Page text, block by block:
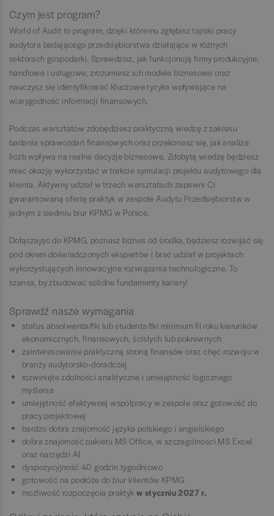
Czym jest program?
World of Audit to program, dzięki któremu zgłębisz tajniki pracy
audytora badającego przedsiębiorstwa działające w różnych
sektorach gospodarki. Sprawdzisz, jak funkcjonują firmy produkcyjne,
handlowe i usługowe, zrozumiesz ich modele biznesowe oraz
nauczysz się identyfikować kluczowe ryzyka wpływające na
wiarygodność informacji finansowych.
Podczas warsztatów zdobędziesz praktyczną wiedzę z zakresu
badania sprawozdań finansowych oraz przekonasz się, jak analiza
liczb wpływa na realne decyzje biznesowe. Zdobytą wiedzę będziesz
mieć okazję wykorzystać w trakcie symulacji projektu audytowego dla
klienta. Aktywny udział w trzech warsztatach zapewni Ci
gwarantowaną ofertę praktyk w zespole Audytu Przedsiębiorstw w
jednym z siedmiu biur KPMG w Polsce.
Dołączając do KPMG, poznasz biznes od środka, będziesz rozwijać się
pod okiem doświadczonych ekspertów i brać udział w projektach
wykorzystujących innowacyjne rozwiązania technologiczne. To
szansa, by zbudować solidne fundamenty kariery!
Sprawdź nasze wymagania
status absolwenta/tki lub studenta/tki minimum III roku kierunków
ekonomicznych, finansowych, ścisłych lub pokrewnych
zainteresowanie praktyczną stroną finansów oraz chęć rozwoju w
branży audytorsko‑doradczej
rozwinięte zdolności analityczne i umiejętność logicznego
myślenia
umiejętność efektywnej współpracy w zespole oraz gotowość do
pracy projektowej
bardzo dobra znajomość języka polskiego i angielskiego
dobra znajomość pakietu MS Office, w szczególności MS Excel
oraz narzędzi AI
dyspozycyjność 40 godzin tygodniowo
gotowość na podróże do biur klientów KPMG
możliwość rozpoczęcia praktyk w styczniu 2027 r.